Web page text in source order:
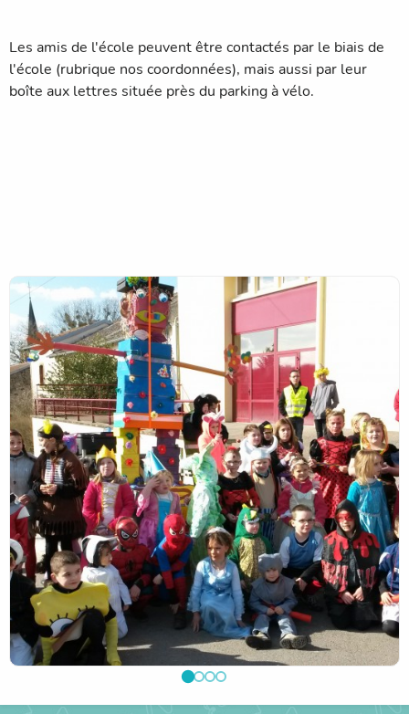
Les amis de l'école peuvent être contactés par le biais de
l'école (rubrique nos coordonnées), mais aussi par leur
boîte aux lettres située près du parking à vélo.